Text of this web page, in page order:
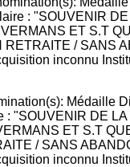
Médaille
"SOUVENIR DE
ET S.T
/ SANS
inconnu